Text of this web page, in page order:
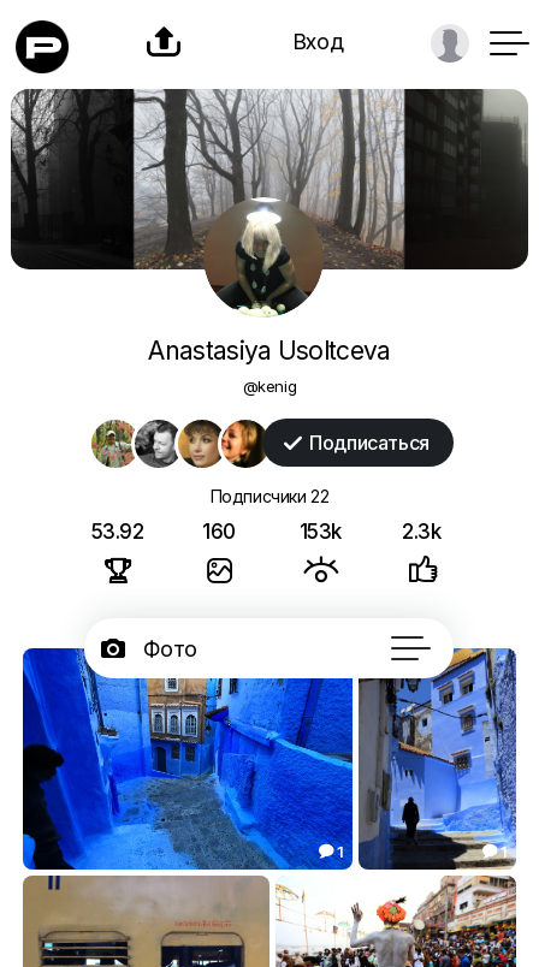
 Вход
Anastasiya Usoltceva
@kenig
 Подписаться
Подписчики22
53.92

160

153k

2.3k

 Фото
 Портфолио50
 Подписчики
 Об авторе
...
***
 1
23.53
 1